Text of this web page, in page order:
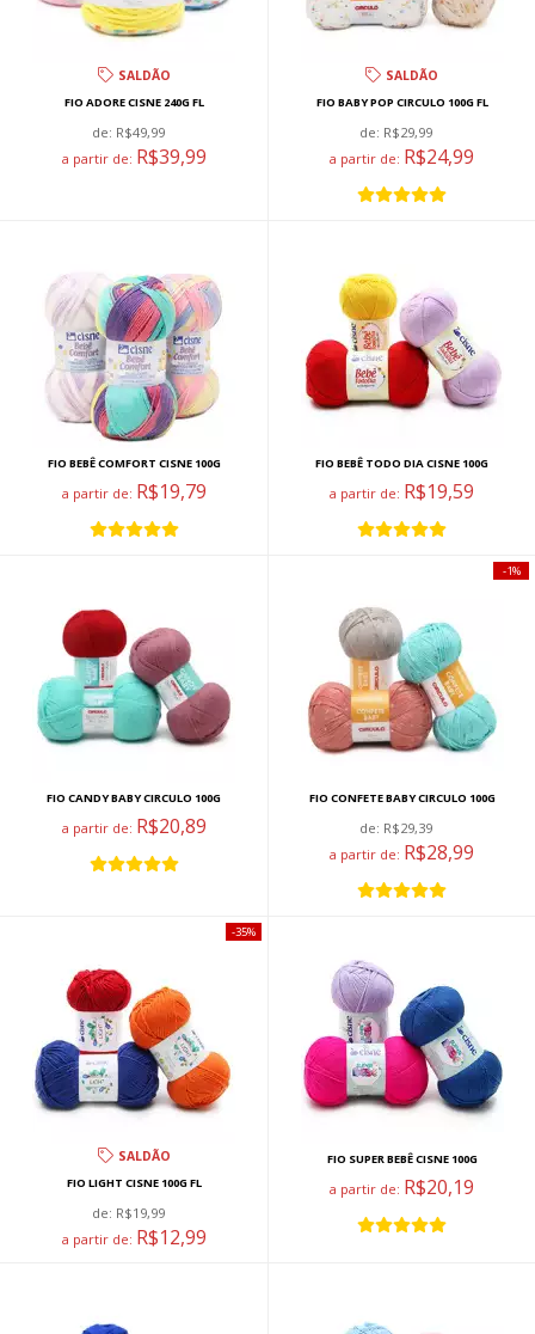
SALDÃO
FIO ADORE CISNE 240G FL
de: R$49,99
a partir de: R$39,99
SALDÃO
FIO BABY POP CIRCULO 100G FL
de: R$29,99
a partir de: R$24,99
FIO BEBÊ COMFORT CISNE 100G
a partir de: R$19,79
FIO BEBÊ TODO DIA CISNE 100G
a partir de: R$19,59
FIO CANDY BABY CIRCULO 100G
a partir de: R$20,89
FIO CONFETE BABY CIRCULO 100G
de: R$29,39
a partir de: R$28,99
1%
SALDÃO
FIO LIGHT CISNE 100G FL
de: R$19,99
a partir de: R$12,99
35%
FIO SUPER BEBÊ CISNE 100G
a partir de: R$20,19